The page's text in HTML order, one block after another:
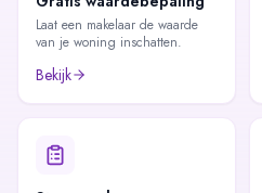
Laat een makelaar de waarde
van je woning inschatten.
Bekijk